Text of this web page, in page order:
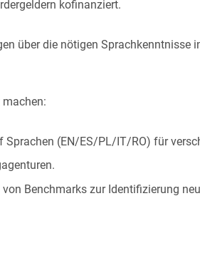
kofinanziert.
über die nötigen
(EN/ES/PL/IT/RO) für
Benchmarks zur Identifizierung